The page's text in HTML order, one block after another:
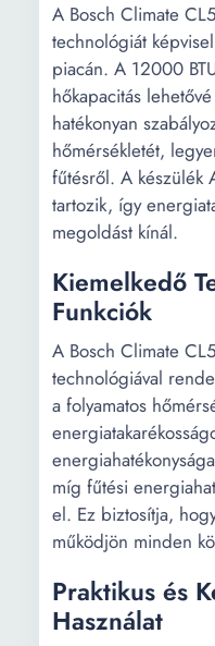
A Bosch Climate
technológiát
piacán. A 12000
hőkapacitás
hatékonyan
hőmérsékletét,
fűtésről. A készülék
tartozik, így
megoldást kínál.
Kiemelkedő
Funkciók
A Bosch Climate
technológiával
a folyamatos
míg fűtési
el. Ez biztosítja,
működjön minden
Praktikus és
Használat